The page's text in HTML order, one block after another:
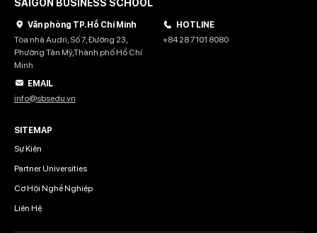
SAIGON BUSINESS SCHOOL
Văn phòng TP. Hồ Chí Minh
Tòa nhà Audri, Số 7, Đường 23,
Phường Tân Mỹ,Thành phố Hồ Chí
Minh
HOTLINE
+84 28 7101 8080
EMAIL
info@sbsedu.vn
SITEMAP
Sự Kiện
Partner Universities
Cơ Hội Nghề Nghiệp
Liên Hệ